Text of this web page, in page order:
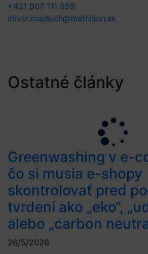
+421 907 111 899
oliver.majduch@mathison.sk
Ostatné články
Greenwashing v e-
čo si musia e-shopy
skontrolovať pred
tvrdení ako „eko“,
alebo „carbon
26/5/2026